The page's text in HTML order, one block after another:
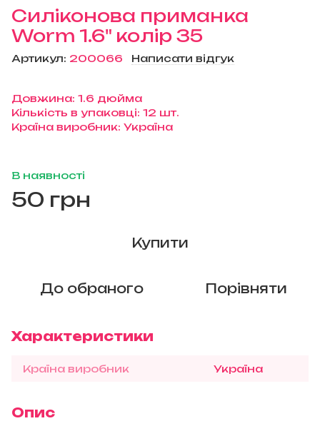
Силіконова приманка
Worm 1.6" колір 35
Артикул: 200066 Написати відгук
Довжина: 1.6 дюйма
Кількість в упаковці: 12 шт.
Країна виробник: Україна
В наявності
50 грн
Купити
До обраного Порівняти
Характеристики
Країна виробник Україна
Опис